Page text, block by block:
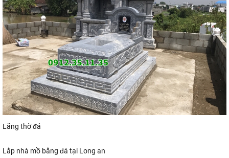
Lăng thờ đá
Lắp nhà mồ bằng đá tại Long an